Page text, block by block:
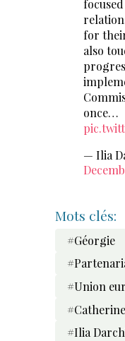
for
also
once…
— Ilia
Mots clés:
#Géorgie
#Union
#Ilia